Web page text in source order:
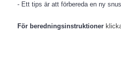
- Ett tips är att förbereda en ny
För beredningsinstruktioner